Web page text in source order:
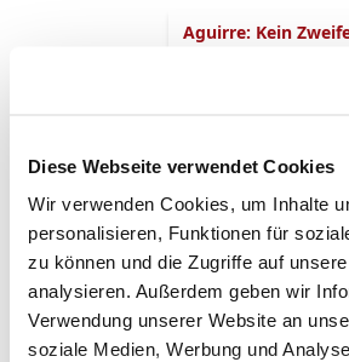
Diese Webseite verwendet Cookies
Wir verwenden Cookies, um Inhalte
personalisieren, Funktionen für
zu können und die Zugriffe auf
analysieren. Außerdem geben wir
Verwendung unserer Website an
soziale Medien, Werbung und
Aguirre: Kein
Schönstatt-
Gründer
"unseriös"
Nach den
psychischer und
sexualisierter
gegen den
Gründer Josef